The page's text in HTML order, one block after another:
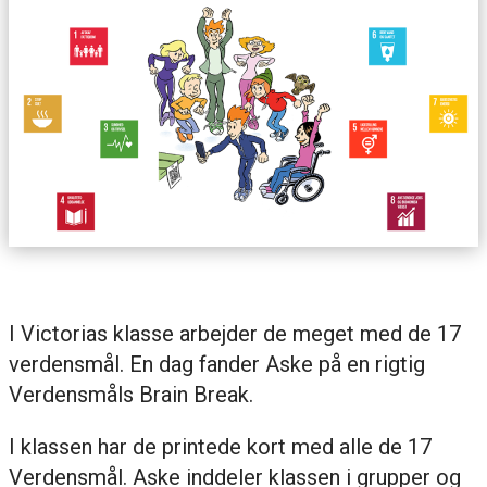
I Victorias klasse arbejder de meget med de 17
verdensmål. En dag fander Aske på en rigtig
Verdensmåls Brain Break.
I klassen har de printede kort med alle de 17
Verdensmål. Aske inddeler klassen i grupper og